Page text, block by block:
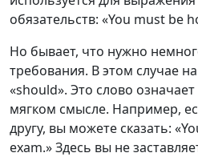
обязательств: «You must be
Но бывает, что нужно
требования. В этом случае
«should». Это слово
мягком смысле. Например,
другу, вы можете сказать:
exam.» Здесь вы не